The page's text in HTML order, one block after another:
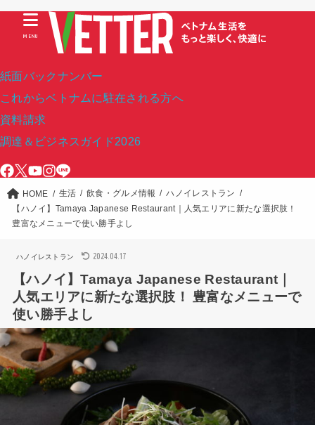
紙面バックナンバー
これからベトナムに駐在される方へ
資料請求
調達＆ビジネスガイド2026
MENU
HOME 生活 飲食・グルメ情報
ハノイレストラン
【ハノイ】Tamaya Japanese Restaurant｜人気エリアに新たな選択肢！
豊富なメニューで使い勝手よし
ハノイレストラン 2024.04.17
【ハノイ】Tamaya Japanese Restaurant｜
人気エリアに新たな選択肢！ 豊富なメニューで
使い勝手よし